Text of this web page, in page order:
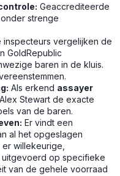
Geaccrediteerde
strenge
inspecteurs vergelijken de
GoldRepublic
baren in de kluis.
Als erkend assayer
Stewart de exacte
van de baren.
Er vindt een
al het opgeslagen
willekeurige,
op specifieke
van de gehele voorraad